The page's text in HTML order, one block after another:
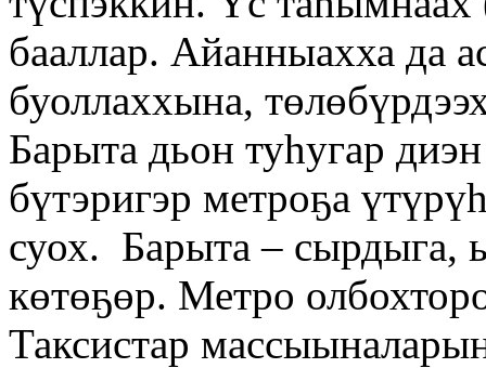
бааллар. Айанныахха да
буоллаххына,
Барыта дьон туһугар
бүтэригэр метроҕа
суох. Барыта – сырдыга,
көтөҕөр. Метро
Таксистар